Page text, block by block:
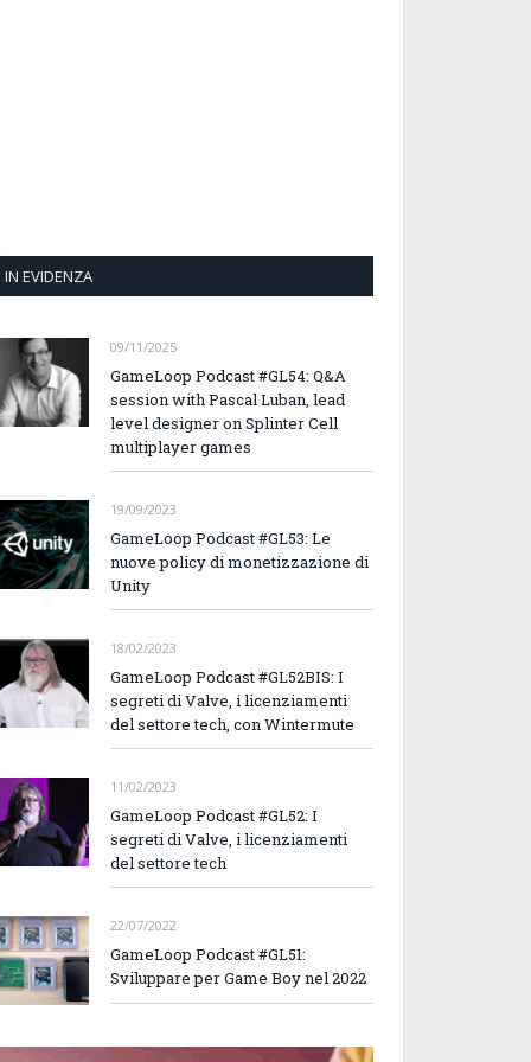
IN EVIDENZA
09/11/2025
GameLoop Podcast #GL54: Q&A
session with Pascal Luban, lead
level designer on Splinter Cell
multiplayer games
19/09/2023
GameLoop Podcast #GL53: Le
nuove policy di monetizzazione di
Unity
18/02/2023
GameLoop Podcast #GL52BIS: I
segreti di Valve, i licenziamenti
del settore tech, con Wintermute
11/02/2023
GameLoop Podcast #GL52: I
segreti di Valve, i licenziamenti
del settore tech
22/07/2022
GameLoop Podcast #GL51:
Sviluppare per Game Boy nel 2022